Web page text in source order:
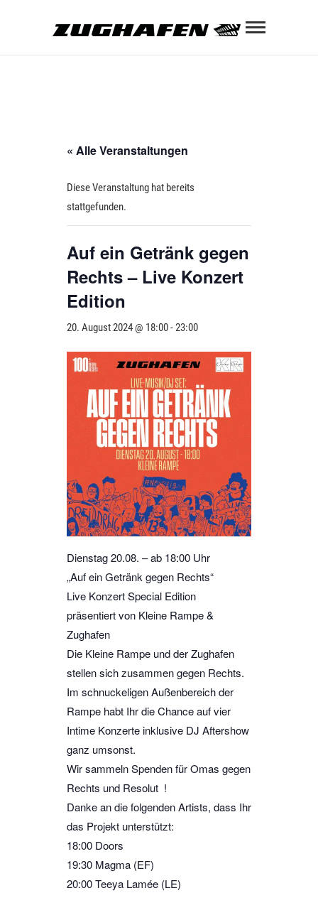
« Alle Veranstaltungen
Diese Veranstaltung hat bereits
stattgefunden.
Auf ein Getränk gegen
Rechts – Live Konzert
Edition
20. August 2024 @ 18:00-23:00
Dienstag 20.08. – ab 18:00 Uhr
„Auf ein Getränk gegen Rechts“
Live Konzert Special Edition
präsentiert von Kleine Rampe &
Zughafen
Die Kleine Rampe und der Zughafen
stellen sich zusammen gegen Rechts.
Im schnuckeligen Außenbereich der
Rampe habt Ihr die Chance auf vier
Intime Konzerte inklusive DJ Aftershow
ganz umsonst.
Wir sammeln Spenden für Omas gegen
Rechts und Resolut !
Danke an die folgenden Artists, dass Ihr
das Projekt unterstützt:
18:00 Doors
19:30 Magma (EF)
20:00 Teeya Lamée (LE)